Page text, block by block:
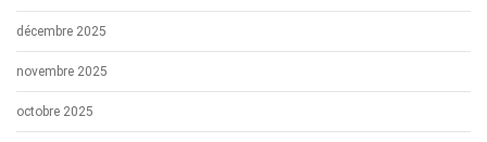
décembre 2025
novembre 2025
octobre 2025